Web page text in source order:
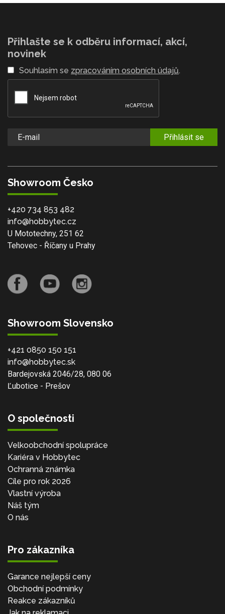
Přihlašte se k odběru informací, akcí,
novinek
Souhlasím se zpracováním osobních údajů.
Přihlásit se
Showroom Česko
+420 734 853 482
info@hobbytec.cz
U Mototechny, 251 62
Tehovec - Říčany u Prahy
Showroom Slovensko
+421 0850 150 151
info@hobbytec.sk
Bardejovská 2046/28, 080 06
Ľubotice - Prešov
O společnosti
Velkoobchodní spolupráce
Kariéra v Hobbytec
Ochranná známka
Cíle pro rok 2026
Vlastní výroba
Náš tým
O nás
Pro zákazníka
Garance nejlepší ceny
Obchodní podmínky
Reakce zákazníků